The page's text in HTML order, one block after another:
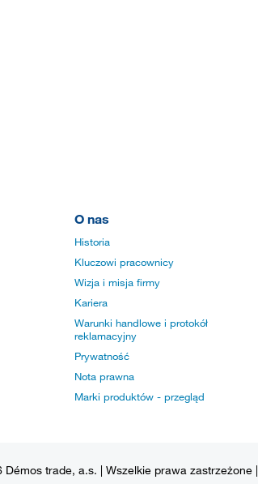
O nas
Historia
Kluczowi pracownicy
Wizja i misja firmy
Kariera
Warunki handlowe i protokół
reklamacyjny
Prywatność
Nota prawna
Marki produktów - przegląd
trade, a.s. | Wszelkie prawa zastrzeżone |